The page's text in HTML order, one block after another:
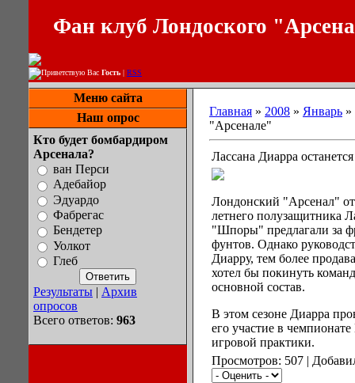
Фан клуб Лондоского
Приветствую Вас Гость | RSS
Меню сайта
Наш опрос
Кто будет бомбардиром
Арсенала?
ван Перси
Адебайор
Эдуардо
Фабрегас
Бендетер
Уолкот
Глеб
Результаты | Архив
опросов
Всего ответов: 963
Главная » 2008 » Январь »
"Арсенале"
Лассана Диарра
Лондонский "Арсенал"
летнего полузащитника
"Шпоры" предлагали за
фунтов. Однако
Диарру, тем более
хотел бы покинуть
основной состав.
В этом сезоне Диарра
его участие в
игровой практики.
Просмотров: 507 |